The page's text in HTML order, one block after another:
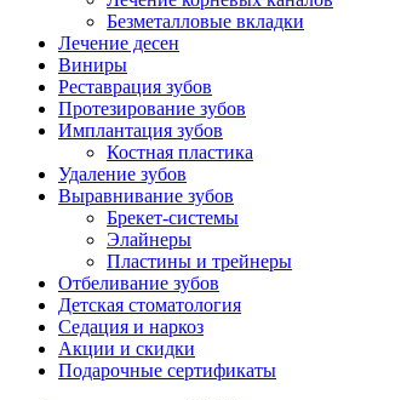
Безметалловые вкладки
Лечение десен
Виниры
Реставрация зубов
Протезирование зубов
Имплантация зубов
Костная пластика
Удаление зубов
Выравнивание зубов
Брекет-системы
Элайнеры
Пластины и трейнеры
Отбеливание зубов
Детская стоматология
Седация и наркоз
Акции и скидки
Подарочные сертификаты